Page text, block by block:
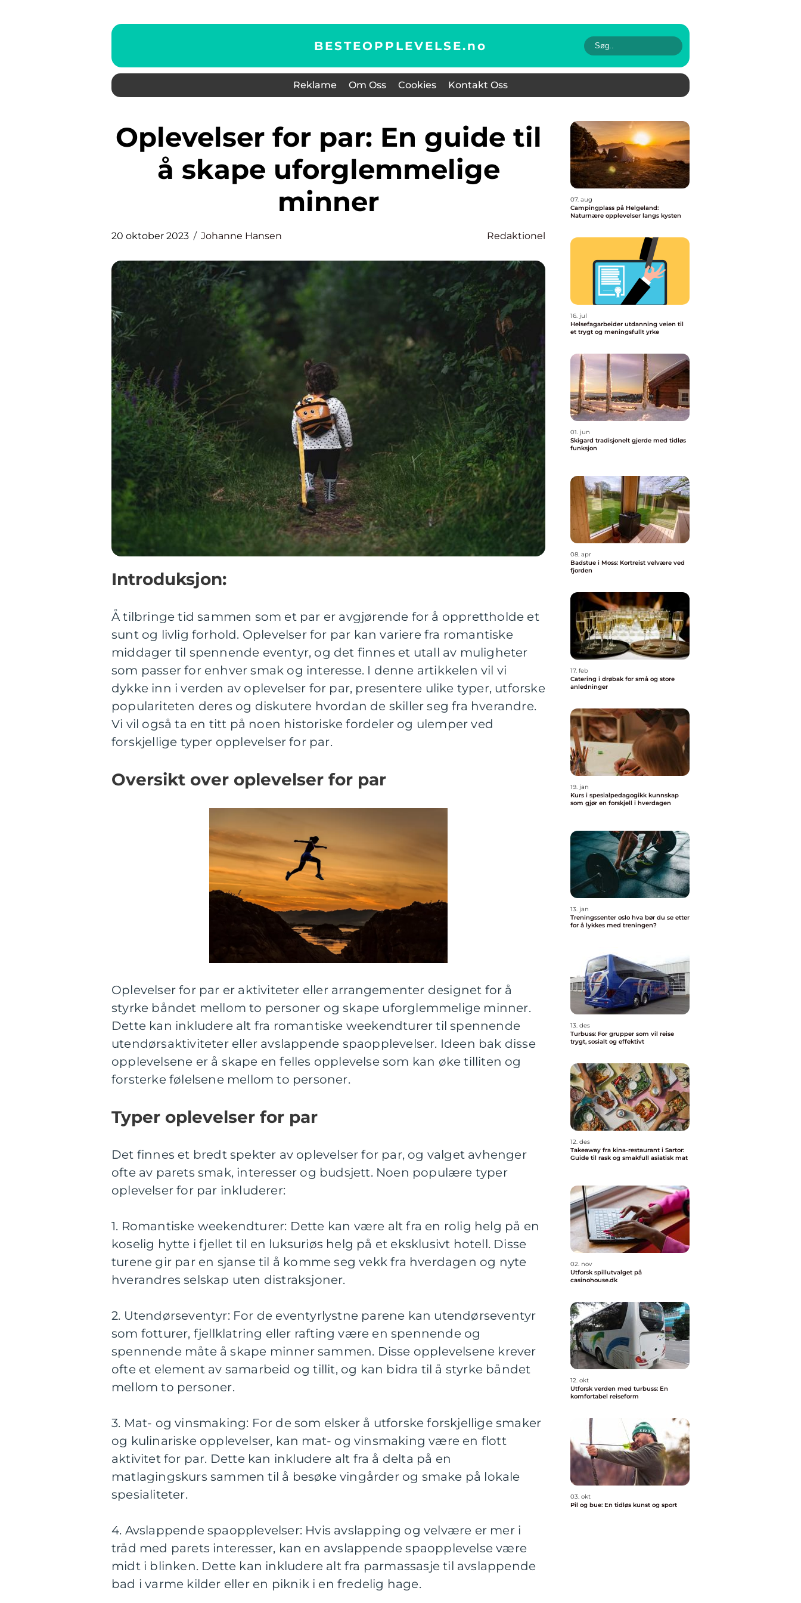
BESTEOPPLEVELSE.no
Reklame Om Oss Cookies Kontakt Oss
Oplevelser for par: En guide til
å skape uforglemmelige
minner
20 oktober 2023 Johanne Hansen Redaktionel
Introduksjon:
Å tilbringe tid sammen som et par er avgjørende for å opprettholde et
sunt og livlig forhold. Oplevelser for par kan variere fra romantiske
middager til spennende eventyr, og det finnes et utall av muligheter
som passer for enhver smak og interesse. I denne artikkelen vil vi
dykke inn i verden av oplevelser for par, presentere ulike typer, utforske
populariteten deres og diskutere hvordan de skiller seg fra hverandre.
Vi vil også ta en titt på noen historiske fordeler og ulemper ved
forskjellige typer opplevelser for par.
Oversikt over oplevelser for par
Oplevelser for par er aktiviteter eller arrangementer designet for å
styrke båndet mellom to personer og skape uforglemmelige minner.
Dette kan inkludere alt fra romantiske weekendturer til spennende
utendørsaktiviteter eller avslappende spaopplevelser. Ideen bak disse
opplevelsene er å skape en felles opplevelse som kan øke tilliten og
forsterke følelsene mellom to personer.
Typer oplevelser for par
Det finnes et bredt spekter av oplevelser for par, og valget avhenger
ofte av parets smak, interesser og budsjett. Noen populære typer
oplevelser for par inkluderer:
1. Romantiske weekendturer: Dette kan være alt fra en rolig helg på en
koselig hytte i fjellet til en luksuriøs helg på et eksklusivt hotell. Disse
turene gir par en sjanse til å komme seg vekk fra hverdagen og nyte
hverandres selskap uten distraksjoner.
2. Utendørseventyr: For de eventyrlystne parene kan utendørseventyr
som fotturer, fjellklatring eller rafting være en spennende og
spennende måte å skape minner sammen. Disse opplevelsene krever
ofte et element av samarbeid og tillit, og kan bidra til å styrke båndet
mellom to personer.
3. Mat- og vinsmaking: For de som elsker å utforske forskjellige smaker
og kulinariske opplevelser, kan mat- og vinsmaking være en flott
aktivitet for par. Dette kan inkludere alt fra å delta på en
matlagingskurs sammen til å besøke vingårder og smake på lokale
spesialiteter.
4. Avslappende spaopplevelser: Hvis avslapping og velvære er mer i
tråd med parets interesser, kan en avslappende spaopplevelse være
midt i blinken. Dette kan inkludere alt fra parmassasje til avslappende
bad i varme kilder eller en piknik i en fredelig hage.
07. aug
Campingplass på Helgeland:
Naturnære opplevelser langs kysten
16. jul
Helsefagarbeider utdanning veien til
et trygt og meningsfullt yrke
01. jun
Skigard tradisjonelt gjerde med tidløs
funksjon
08. apr
Badstue i Moss: Kortreist velvære ved
fjorden
17. feb
Catering i drøbak for små og store
anledninger
19. jan
Kurs i spesialpedagogikk kunnskap
som gjør en forskjell i hverdagen
13. jan
Treningssenter oslo hva bør du se etter
for å lykkes med treningen?
13. des
Turbuss: For grupper som vil reise
trygt, sosialt og effektivt
12. des
Takeaway fra kina-restaurant i Sartor:
Guide til rask og smakfull asiatisk mat
02. nov
Utforsk spillutvalget på
casinohouse.dk
12. okt
Utforsk verden med turbuss: En
komfortabel reiseform
03. okt
Pil og bue: En tidløs kunst og sport